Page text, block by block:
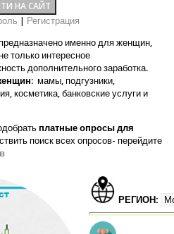
Регистрация
именно для женщин,
только интересное
дополнительного заработка.
: мамы, подгузники,
косметика, банковские услуги и
платные опросы для
поиск всех опросов- перейдите
РЕГИОН: